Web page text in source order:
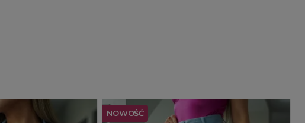
NOWOŚĆ